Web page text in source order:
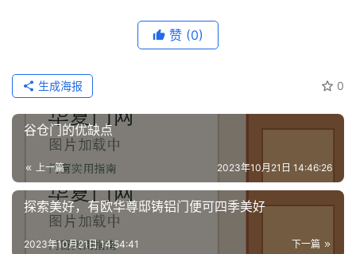
赞 (0)
0
生成海报
谷仓门的优缺点
上一篇 2023年10月21日 14:46:26
探索美好，​有欧华尊邸铸铝门便可四季美好
下一篇
2023年10月21日 14:54:41